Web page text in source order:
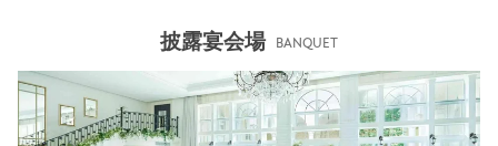
披露宴会場 BANQUET